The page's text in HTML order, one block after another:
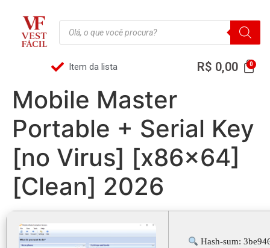
Item da lista R$ 0,00
Mobile Master
Portable + Serial Key
[no Virus] [x86x64]
[Clean] 2026
Hash-sum: